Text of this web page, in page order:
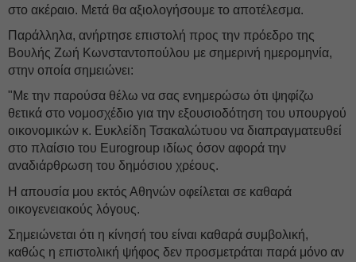
στο ακέραιο. Μετά θα αξιολογήσουμε το αποτέλεσμα.
Παράλληλα, ανήρτησε επιστολή προς την πρόεδρο της
Βουλής Ζωή Κωνσταντοπούλου με σημερινή ημερομηνία,
στην οποία σημειώνει:
"Με την παρούσα θέλω να σας ενημερώσω ότι ψηφίζω
θετικά στο νομοσχέδιο για την εξουσιοδότηση του υπουργού
οικονομικών κ. Ευκλείδη Τσακαλώτυου να διαπραγματευθεί
στο πλαίσιο του Eurogroup ιδίως όσον αφορά την
αναδιάρθρωση του δημόσιου χρέους.
Η απουσία μου εκτός Αθηνών οφείλεται σε καθαρά
οικογενειακούς λόγους.
Σημειώνεται ότι η κίνησή του είναι καθαρά συμβολική,
καθώς η επιστολική ψήφος δεν προσμετράται παρά μόνο αν